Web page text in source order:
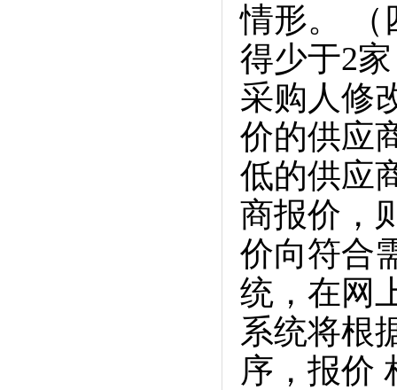
情形。 （
得少于2
采购人修
价的供应
低的供应
商报价，
价向符合
统，在网
系统将根
序，报价